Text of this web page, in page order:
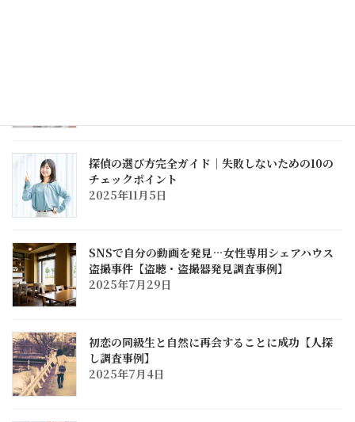
探偵の選び方完全ガイド｜失敗しないための10の
チェックポイント
2025年11月5日
SNSで自分の動画を発見…女性専用シェアハウス
盗撮事件【盗聴・盗撮器発見調査事例】
2025年7月29日
初恋の同級生と自然に再会することに成功【人探
し調査事例】
2025年7月4日